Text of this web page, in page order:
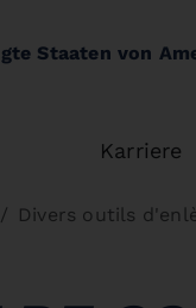
Staaten von
Karriere
Divers outils